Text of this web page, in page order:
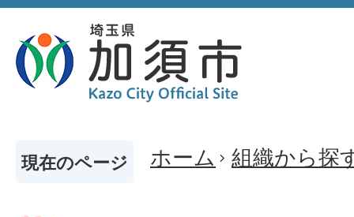
現在のページ ホーム 組織から探